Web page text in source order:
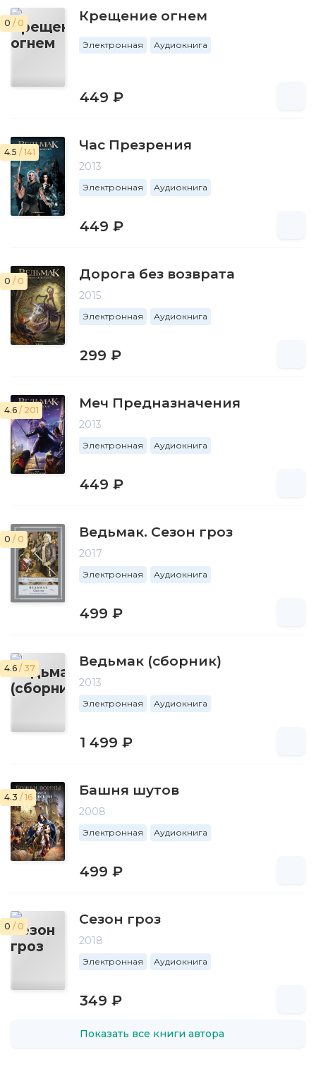
0 / 0 Крещение огнем
Электронная Аудиокнига
449 ₽
4.5 / 141 Час Презрения
2013
Электронная Аудиокнига
449 ₽
0 / 0 Дорога без возврата
2015
Электронная Аудиокнига
299 ₽
4.6 / 201 Меч Предназначения
2013
Электронная Аудиокнига
449 ₽
0 / 0 Ведьмак. Сезон гроз
2017
Электронная Аудиокнига
499 ₽
4.6 / 37 Ведьмак (сборник)
2013
Электронная Аудиокнига
1 499 ₽
4.3 / 16 Башня шутов
2008
Электронная Аудиокнига
499 ₽
0 / 0 Сезон гроз
2018
Электронная Аудиокнига
349 ₽
Показать все книги автора